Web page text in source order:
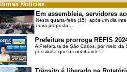
Notícias
Em assembleia, servidores
Nesta quarta-feira (15), após um dia
nova proposta ...
Prefeitura prorroga REFIS
A Prefeitura de São Carlos, por meio da
possibilita que o contribuinte ...